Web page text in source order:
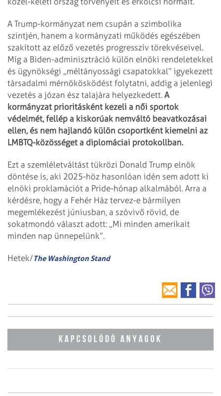
A Trump-kormányzat nem csupán a szimbolika
szintjén, hanem a kormányzati működés egészében
szakított az előző vezetés progresszív törekvéseivel.
Míg a Biden-adminisztráció külön elnöki rendeletekkel
és ügynökségi „méltányossági csapatokkal” igyekezett
társadalmi mérnökösködést folytatni, addig a jelenlegi
vezetés a józan ész talajára helyezkedett. A
kormányzat prioritásként kezeli a női sportok
védelmét, fellép a kiskorúak nemváltó beavatkozásai
ellen, és nem hajlandó külön csoportként kiemelni az
LMBTQ-közösséget a diplomáciai protokollban.
Ezt a szemléletváltást tükrözi Donald Trump elnök
döntése is, aki 2025-höz hasonlóan idén sem adott ki
elnöki proklamációt a Pride-hónap alkalmából. Arra a
kérdésre, hogy a Fehér Ház tervez-e bármilyen
megemlékezést júniusban, a szóvivő rövid, de
sokatmondó választ adott: „Mi minden amerikait
minden nap ünnepelünk”.
Hetek/The Washington Stand
KAPCSOLÓDÓ ANYAGOK